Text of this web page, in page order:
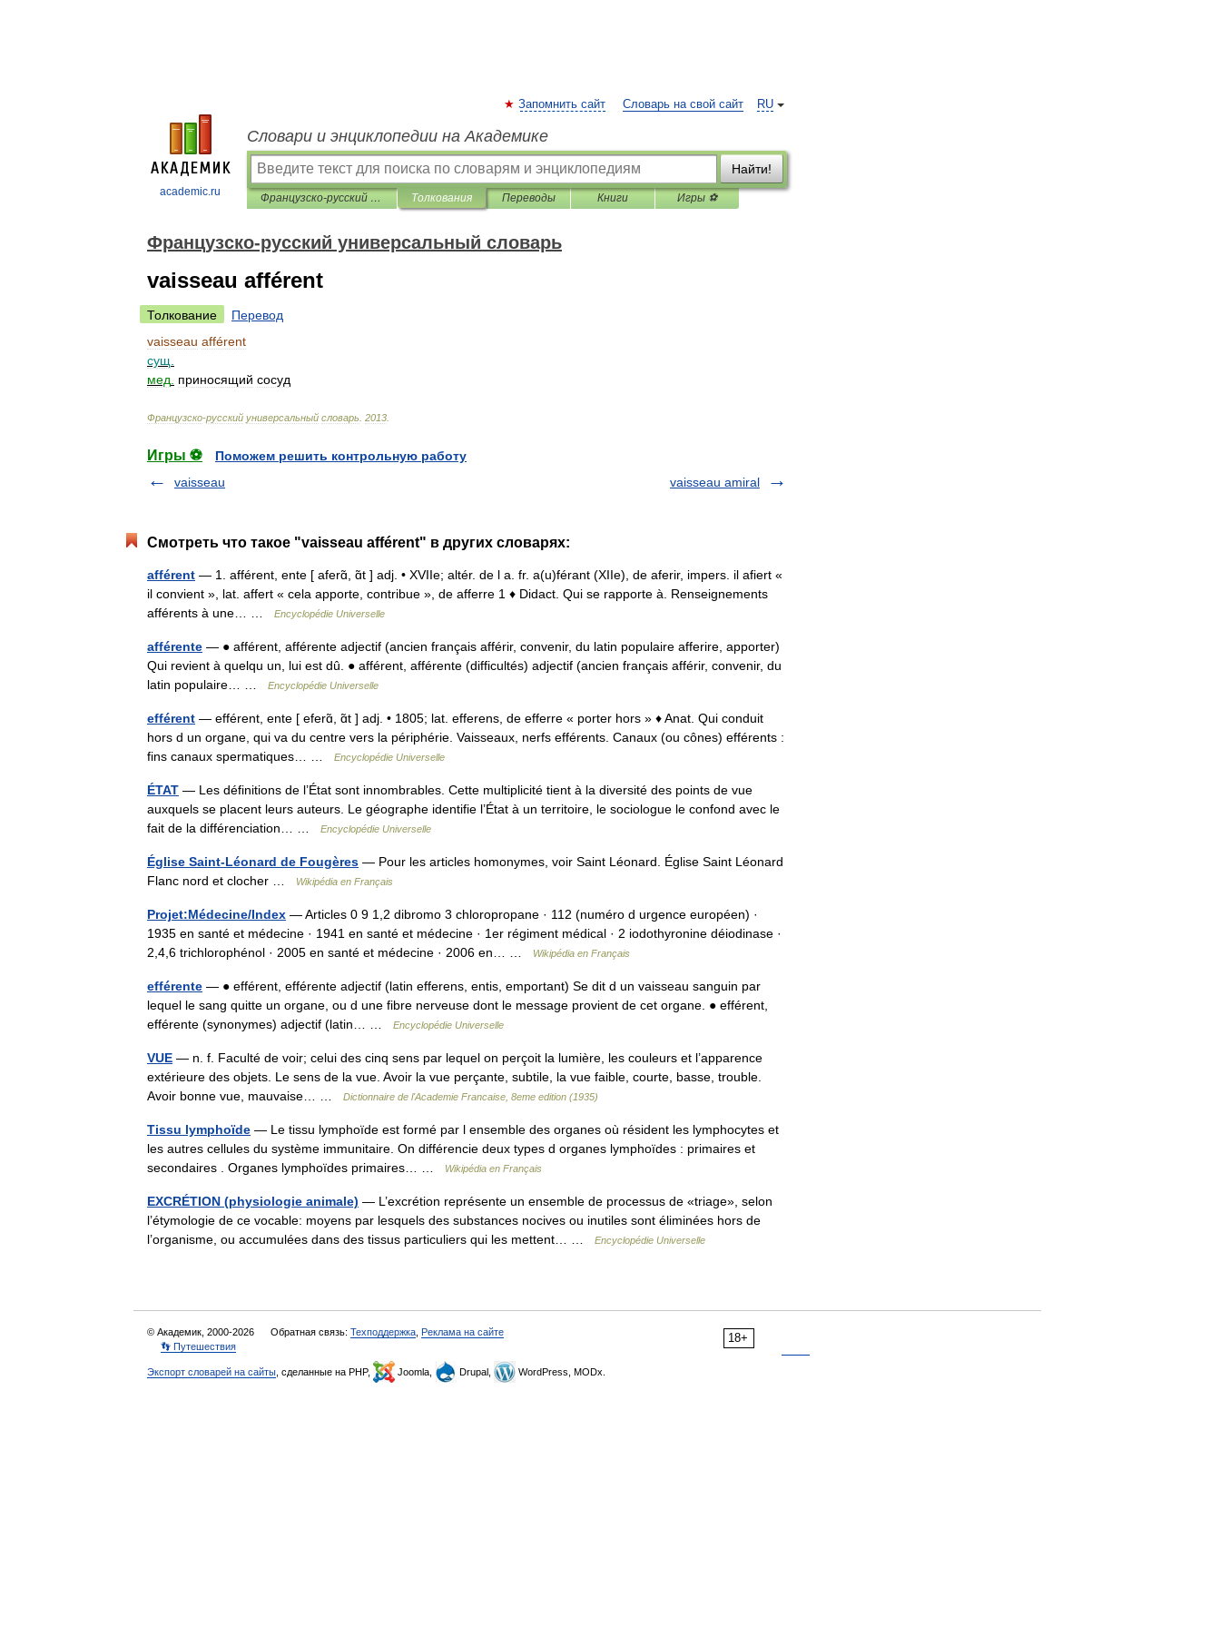
academic.ru
RU
Запомнить сайт Словарь на свой сайт
Словари и энциклопедии на Академике
Найти!
Французско-русский универсальный словарь Толкования Переводы Книги Игры ⚽
Французско-русский универсальный словарь
vaisseau afférent
Толкование
Перевод
vaisseau afférent
сущ
мед
приносящий сосуд
Французско-русский универсальный словарь 2013
Игры ⚽
Поможем решить контрольную работу
vaisseau
vaisseau amiral
Смотреть что такое "vaisseau afférent" в других словарях:
afférent — 1. afférent, ente [ aferɑ̃, ɑ̃t ] adj. • XVIIe; altér. de l a. fr. a(u)férant (XIIe), de aferir, impers. il afiert «
il convient », lat. affert « cela apporte, contribue », de afferre 1 ♦ Didact. Qui se rapporte à. Renseignements
afférents à une… …
Encyclopédie Universelle
afférente — ● afférent, afférente adjectif (ancien français afférir, convenir, du latin populaire afferire, apporter)
Qui revient à quelqu un, lui est dû. ● afférent, afférente (difficultés) adjectif (ancien français afférir, convenir, du
latin populaire… …
Encyclopédie Universelle
efférent — efférent, ente [ eferɑ̃, ɑ̃t ] adj. • 1805; lat. efferens, de efferre « porter hors » ♦ Anat. Qui conduit
hors d un organe, qui va du centre vers la périphérie. Vaisseaux, nerfs efférents. Canaux (ou cônes) efférents :
fins canaux spermatiques… …
Encyclopédie Universelle
ÉTAT — Les définitions de l’État sont innombrables. Cette multiplicité tient à la diversité des points de vue
auxquels se placent leurs auteurs. Le géographe identifie l’État à un territoire, le sociologue le confond avec le
fait de la différenciation… …
Encyclopédie Universelle
Église Saint-Léonard de Fougères — Pour les articles homonymes, voir Saint Léonard. Église Saint Léonard
Flanc nord et clocher …
Wikipédia en Français
Projet:Médecine/Index — Articles 0 9 1,2 dibromo 3 chloropropane · 112 (numéro d urgence européen) ·
1935 en santé et médecine · 1941 en santé et médecine · 1er régiment médical · 2 iodothyronine déiodinase ·
2,4,6 trichlorophénol · 2005 en santé et médecine · 2006 en… …
Wikipédia en Français
efférente — ● efférent, efférente adjectif (latin efferens, entis, emportant) Se dit d un vaisseau sanguin par
lequel le sang quitte un organe, ou d une fibre nerveuse dont le message provient de cet organe. ● efférent,
efférente (synonymes) adjectif (latin… …
Encyclopédie Universelle
VUE — n. f. Faculté de voir; celui des cinq sens par lequel on perçoit la lumière, les couleurs et l’apparence
extérieure des objets. Le sens de la vue. Avoir la vue perçante, subtile, la vue faible, courte, basse, trouble.
Avoir bonne vue, mauvaise… …
Dictionnaire de l'Academie Francaise, 8eme edition (1935)
Tissu lymphoïde — Le tissu lymphoïde est formé par l ensemble des organes où résident les lymphocytes et
les autres cellules du système immunitaire. On différencie deux types d organes lymphoïdes : primaires et
secondaires . Organes lymphoïdes primaires… …
Wikipédia en Français
EXCRÉTION (physiologie animale) — L’excrétion représente un ensemble de processus de «triage», selon
l’étymologie de ce vocable: moyens par lesquels des substances nocives ou inutiles sont éliminées hors de
l’organisme, ou accumulées dans des tissus particuliers qui les mettent… …
Encyclopédie Universelle
18+
© Академик, 2000-2026 Обратная связь: Техподдержка Реклама на сайте
👣 Путешествия
Экспорт словарей на сайты , сделанные на PHP, Joomla, Drupal, WordPress, MODx.